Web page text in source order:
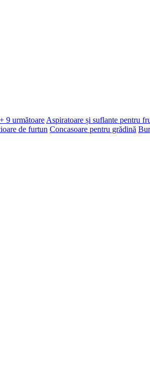
+ 9 următoare Aspiratoare și suflante pentru
de furtun Concasoare pentru grădină